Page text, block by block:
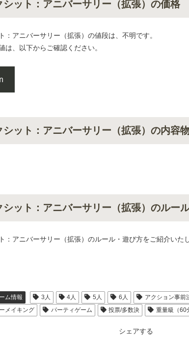
シット：アニバーサリー（拡張）の価格
：アニバーサリー（拡張）の値段は、不明です。
は、以下からご確認ください。
シット：アニバーサリー（拡張）の内容
シット：アニバーサリー（拡張）のルー
：アニバーサリー（拡張）のルール・遊び方をご紹介いたし
ム情報 3人 4人 5人 6人 アクション事前
メイキング
パーティゲーム 投票/多数決 重量級（60
シェアする